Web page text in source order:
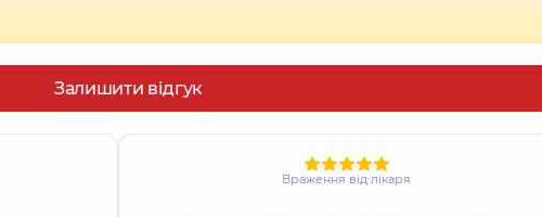
Залишити відгук
Враження від лікаря